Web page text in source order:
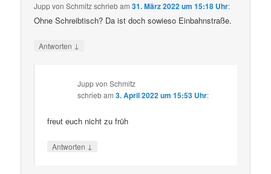
Jupp von Schmitzschriebam31. März 2022 um 15:18 Uhr:
Ohne Schreibtisch? Da ist doch sowieso Einbahnstraße.
Antworten ↓
Jupp von Schmitz
schriebam3. April 2022 um 15:53 Uhr:
freut euch nicht zu früh
Antworten ↓